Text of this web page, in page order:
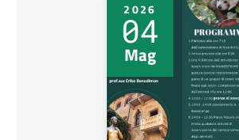
2026
04
Mag